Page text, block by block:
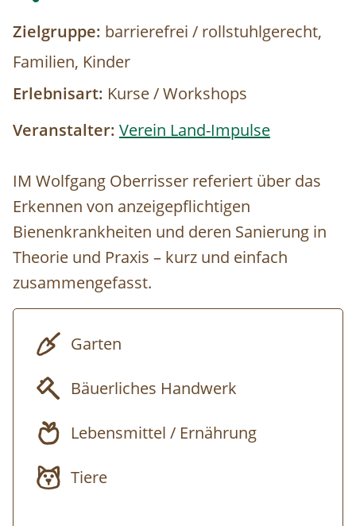
Zielgruppe: barrierefrei / rollstuhlgerecht,
Familien, Kinder
Erlebnisart: Kurse / Workshops
Veranstalter: Verein Land-Impulse
IM Wolfgang Oberrisser referiert über das
Erkennen von anzeigepflichtigen
Bienenkrankheiten und deren Sanierung in
Theorie und Praxis – kurz und einfach
zusammengefasst.
Garten
Bäuerliches Handwerk
Lebensmittel / Ernährung
Tiere